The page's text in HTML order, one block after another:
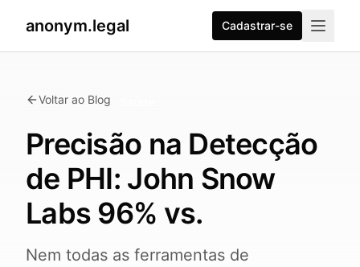
anonym.legal Cadastrar-se
Voltar ao Blog
Precisão na Detecção
de PHI: John Snow
Labs 96% vs.
Nem todas as ferramentas de